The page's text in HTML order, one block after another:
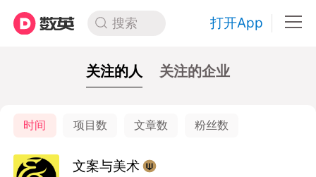
搜索 打开App
关注的人 关注的企业
时间 项目数 文章数 粉丝数
文案与美术